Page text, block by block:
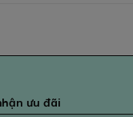
ưu đãi